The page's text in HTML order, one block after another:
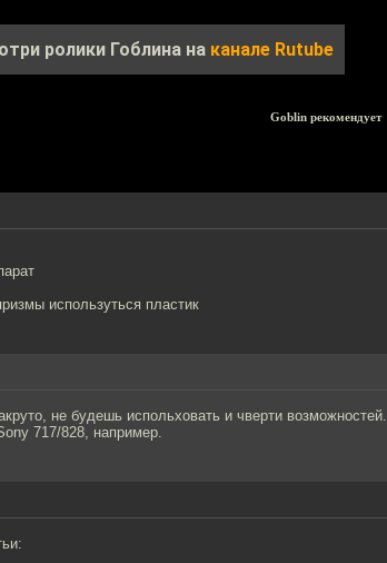
ролики Гоблина на канале Rutube
Goblin рекомендует
используться пластик
не будешь испольховать и чверти возможностей.
717/828, например.